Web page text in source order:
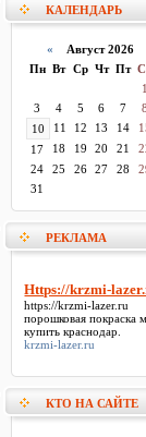
КАЛЕНДАРЬ
«
Август 2026
Пн Вт Ср Чт Пт
1
3
4 5 6 7 8
10
11 12 13 14
17
18 19 20 21
24
25 26 27 28
31
РЕКЛАМА
Https://krzmi-
https://krzmi-lazer.ru
порошковая покраска
купить краснодар.
krzmi-lazer.ru
КТО НА САЙТЕ